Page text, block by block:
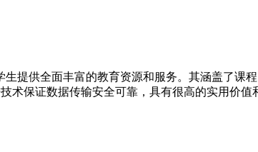
提供全面丰富的教育资源和服务。其涵盖了课
保证数据传输安全可靠，具有很高的实用价值